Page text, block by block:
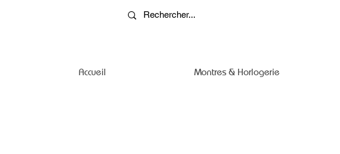
Accueil Montres & Horlogerie